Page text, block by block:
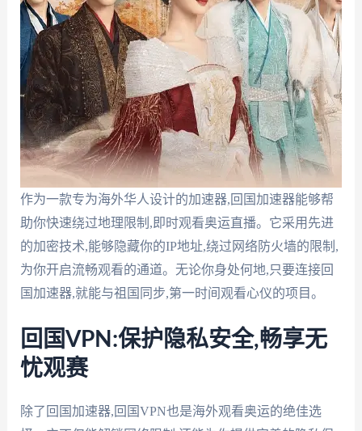
作为一款专为海外华人设计的加速器,回国加速器能够帮
助你快速绕过地理限制,即时观看奥运直播。它采用先进
的加密技术,能够隐藏你的IP地址,绕过网络防火墙的限制,
为你开启流畅观看的通道。无论你身处何地,只要连接回
国加速器,就能与祖国同步,第一时间观看心仪的项目。
回国VPN:保护隐私安全,畅享无
忧观赛
除了回国加速器,回国VPN也是海外观看奥运的绝佳选